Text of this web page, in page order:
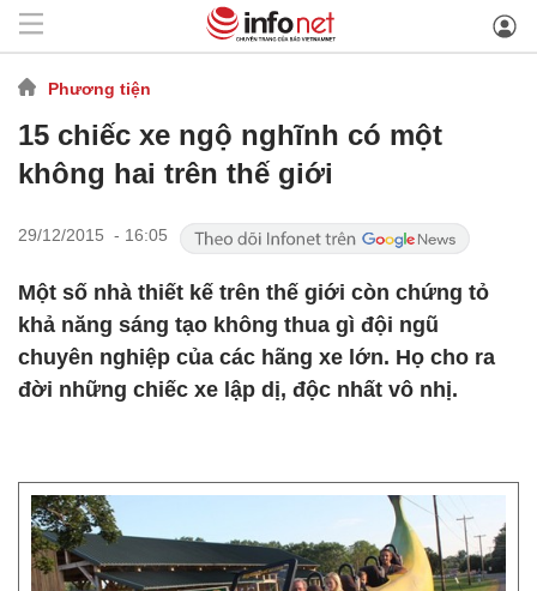
Phương tiện
15 chiếc xe ngộ nghĩnh có một
không hai trên thế giới
29/12/2015 - 16:05
Một số nhà thiết kế trên thế giới còn chứng tỏ
khả năng sáng tạo không thua gì đội ngũ
chuyên nghiệp của các hãng xe lớn. Họ cho ra
đời những chiếc xe lập dị, độc nhất vô nhị.